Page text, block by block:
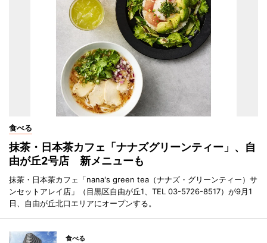
食べる
抹茶・日本茶カフェ「ナナズグリーンティー」、自
由が丘2号店 新メニューも
抹茶・日本茶カフェ「nana's green tea（ナナズ・グリーンティー）サ
ンセットアレイ店」（目黒区自由が丘1、TEL 03-5726-8517）が9月1
日、自由が丘北口エリアにオープンする。
食べる